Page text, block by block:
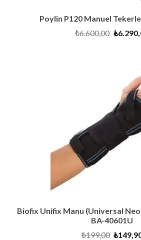
Poylin P120 Manuel
₺6.600,00 Original
₺
Biofix Unifix Manu (Universal
BA-40601U
₺199,00 Original
₺